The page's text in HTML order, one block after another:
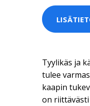
Tyylikäs ja
tulee
kaapin
on